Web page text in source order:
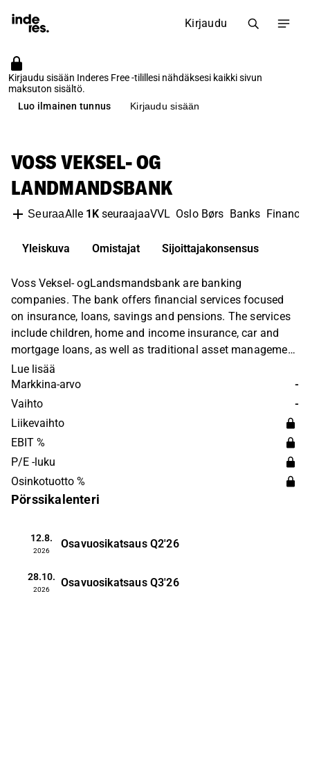
Kirjaudu
Kirjaudu sisään Inderes Free -tilillesi nähdäksesi kaikki sivun
maksuton sisältö.
Luo ilmainen tunnus
Kirjaudu sisään
VOSS VEKSEL- OG
LANDMANDSBANK
SeuraaAlle 1KseuraajaaVVL Oslo Børs Banks
Yleiskuva Omistajat Sijoittajakonsensus
Voss Veksel- ogLandsmandsbank are banking
companies. The bank offers financial services focused
on insurance, loans, savings and pensions. The services
include children, home and income insurance, car and
mortgage loans, as well as traditional asset management
for stock and fund savings. The services are offered to a
large extent locally, both to private individuals and
companies in the Norwegian market. The bank was
founded in 1899 and has its headquarters in Voss,
Lue lisää
Markkina-arvo
-
Vaihto
-
Liikevaihto
EBIT %
P/E -luku
Osinkotuotto %
Pörssikalenteri
12.8.
2026
Osavuosikatsaus Q2'26
28.10.
2026
Osavuosikatsaus Q3'26